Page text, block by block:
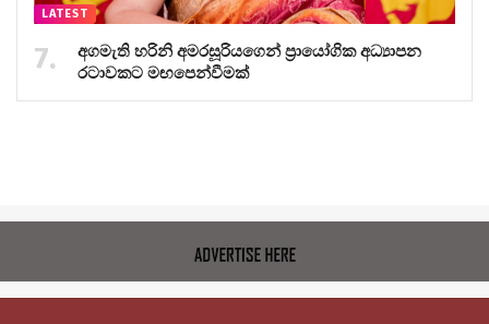
LATEST
අගමැති හරිනි අමරසූරියගෙන් ප්‍රායෝගික අධ්‍යාපන
රටාවකට මඟපෙන්වීමක්